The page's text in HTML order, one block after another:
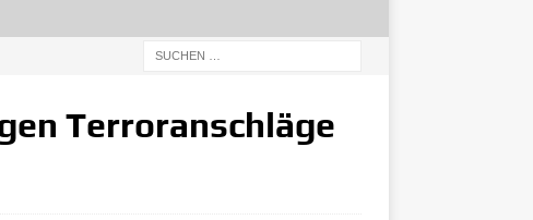
Terroranschläge